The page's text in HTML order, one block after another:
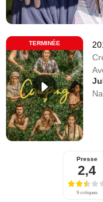
TERMINÉE
Presse
2,4
9 critiques